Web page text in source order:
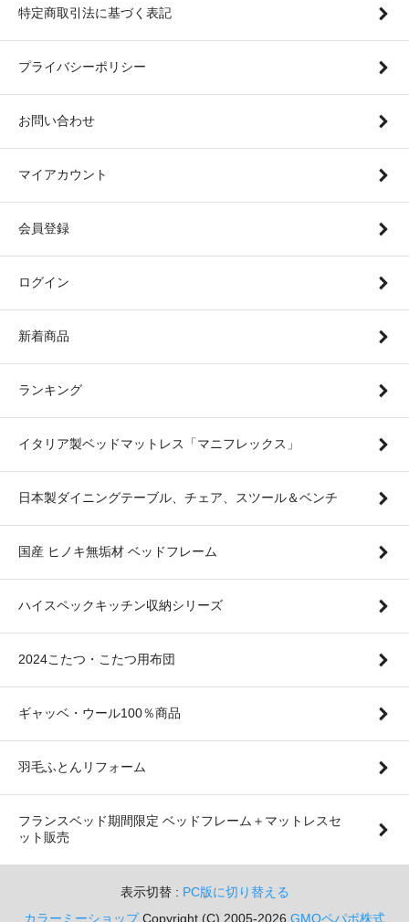
特定商取引法に基づく表記
プライバシーポリシー
お問い合わせ
マイアカウント
会員登録
ログイン
新着商品
ランキング
イタリア製ベッドマットレス「マニフレックス」
日本製ダイニングテーブル、チェア、スツール＆ベンチ
国産 ヒノキ無垢材 ベッドフレーム
ハイスペックキッチン収納シリーズ
2024こたつ・こたつ用布団
ギャッベ・ウール100％商品
羽毛ふとんリフォーム
フランスベッド期間限定 ベッドフレーム＋マットレスセ
ット販売
表示切替 : PC版に切り替える
カラーミーショップCopyright (C) 2005-2026 GMOペパボ株式